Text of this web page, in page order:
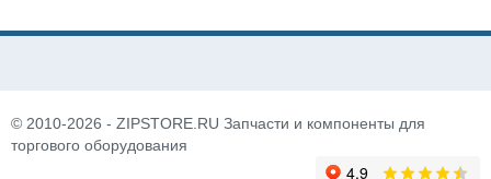
© 2010-2026 - ZIPSTORE.RU Запчасти и компоненты для
торгового оборудования